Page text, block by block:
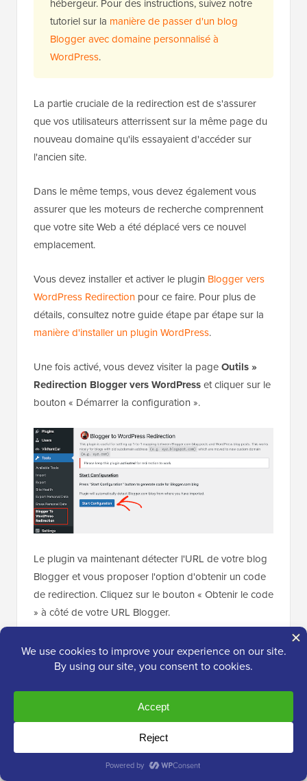
hébergeur. Pour des instructions, suivez notre
tutoriel sur la manière de passer d'un blog
Blogger avec domaine personnalisé à
WordPress.
La partie cruciale de la redirection est de s'assurer
que vos utilisateurs atterrissent sur la même page du
nouveau domaine qu'ils essayaient d'accéder sur
l'ancien site.
Dans le même temps, vous devez également vous
assurer que les moteurs de recherche comprennent
que votre site Web a été déplacé vers ce nouvel
emplacement.
Vous devez installer et activer le plugin Blogger vers
WordPress Redirection pour ce faire. Pour plus de
détails, consultez notre guide étape par étape sur la
manière d'installer un plugin WordPress.
Une fois activé, vous devez visiter la pageOutils »
Redirection Blogger vers WordPresset cliquer sur le
bouton « Démarrer la configuration ».
Le plugin va maintenant détecter l'URL de votre blog
Blogger et vous proposer l'option d'obtenir un code
de redirection. Cliquez sur le bouton « Obtenir le code
» à côté de votre URL Blogger.
Il va maintenant générer un extrait de code que vous
devrez utiliser pour rediriger correctement les
nouveau site WordPress.
Ensuite, vous devez vous connecter à votre tableau
de bord Blogger et aller à la page « Thèmes ».
Cliquez sur la flèche déroulante du bouton «